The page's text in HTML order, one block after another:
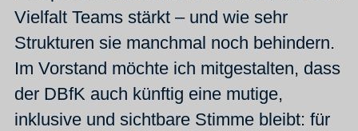
Vielfalt Teams stärkt – und wie sehr
Strukturen sie manchmal noch behindern.
Im Vorstand möchte ich mitgestalten, dass
der DBfK auch künftig eine mutige,
inklusive und sichtbare Stimme bleibt: für